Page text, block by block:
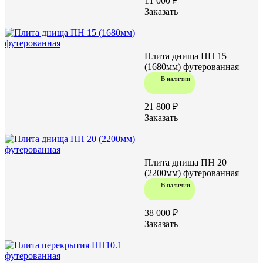
Высота (H), мм
D/d, мм
Заказать
В наличии
Плита днища ПН 15
(1680мм) футерованная
21 800 ₽
Заказать
В наличии
Плита днища ПН 20
(2200мм) футерованная
38 000 ₽
Заказать